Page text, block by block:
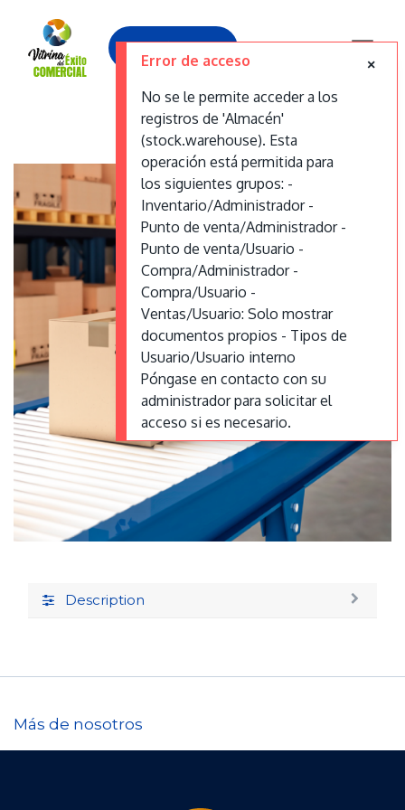
Contáctanos
Logística
Description
Más de nosotros
Error de acceso
No se le permite acceder a los
registros de 'Almacén'
(stock.warehouse). Esta
operación está permitida para
los siguientes grupos: -
Inventario/Administrador -
Punto de venta/Administrador -
Punto de venta/Usuario -
Compra/Administrador -
Compra/Usuario -
Ventas/Usuario: Solo mostrar
documentos propios - Tipos de
Usuario/Usuario interno
Póngase en contacto con su
administrador para solicitar el
acceso si es necesario.